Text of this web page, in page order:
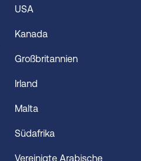
USA
Kanada
Großbritannien
Irland
Malta
Südafrika
Vereinigte Arabische